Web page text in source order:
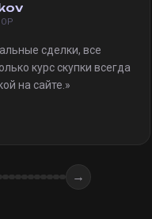
сделки, все
курс скупки всегда
на сайте. »
→